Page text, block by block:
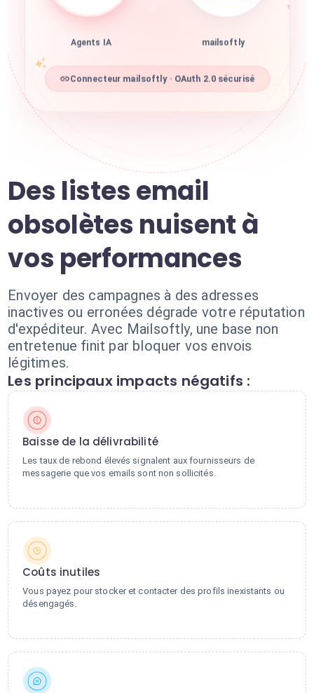
Agents IA mailsoftly
Connecteur mailsoftly · OAuth 2.0 sécurisé
Des listes email
obsolètes nuisent à
vos performances
Envoyer des campagnes à des adresses
inactives ou erronées dégrade votre réputation
d'expéditeur. Avec Mailsoftly, une base non
entretenue finit par bloquer vos envois
légitimes.
Les principaux impacts négatifs :
Baisse de la délivrabilité
Les taux de rebond élevés signalent aux fournisseurs de
messagerie que vos emails sont non sollicités.
Coûts inutiles
Vous payez pour stocker et contacter des profils inexistants ou
désengagés.